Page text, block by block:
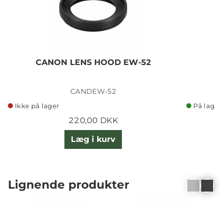
CANON LENS HOOD EW-52
CANDEW-52
Ikke på lager
220,00 DKK
Læg i kurv
På lager
Lignende produkter